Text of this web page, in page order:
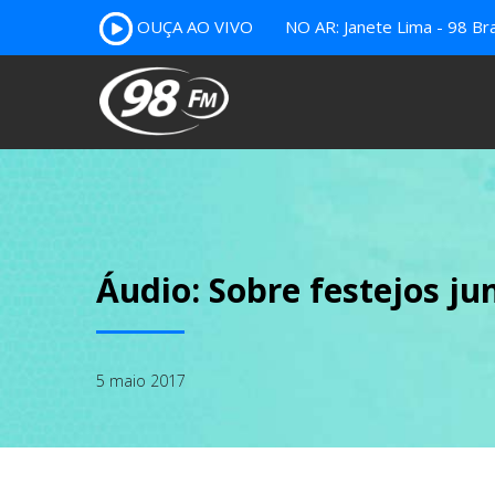
OUÇA AO VIVO NO AR: Janete Lima - 98
Áudio: Sobre festejos
5 maio 2017